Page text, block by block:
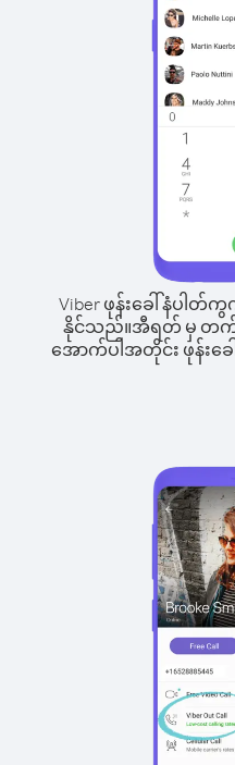
Viber ဖုန်းခေါ်နံပါတ်
နိုင်သည်။အီရတ် မှ တက်
အောက်ပါအတိုင်း ဖုန်းခေ